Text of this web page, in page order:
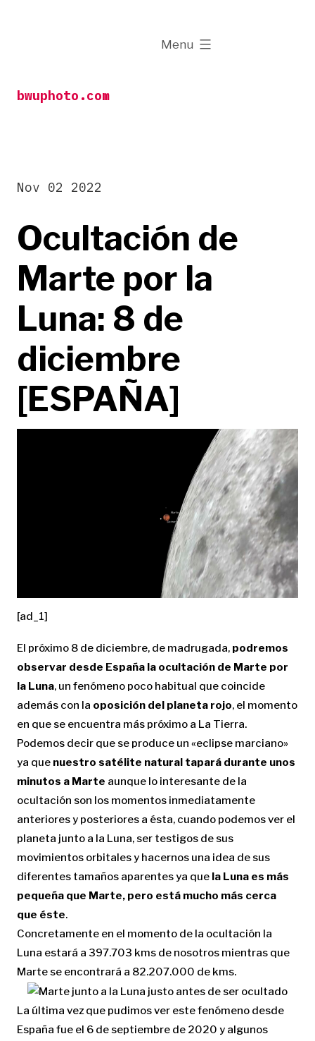
bwuphoto.com
Menu
expanded
Ocultación de
Marte por la
Luna: 8 de
diciembre
[ESPAÑA]
Nov 02 2022
[ad_1]
El próximo 8 de diciembre, de madrugada, podremos
observar desde España la ocultación de Marte por
la Luna, un fenómeno poco habitual que coincide
además con la oposición del planeta rojo, el momento
en que se encuentra más próximo a La Tierra.
Podemos decir que se produce un «eclipse marciano»
ya que nuestro satélite natural tapará durante unos
minutos a Marte aunque lo interesante de la
ocultación son los momentos inmediatamente
anteriores y posteriores a ésta, cuando podemos ver el
planeta junto a la Luna, ser testigos de sus
movimientos orbitales y hacernos una idea de sus
diferentes tamaños aparentes ya que la Luna es más
pequeña que Marte, pero está mucho más cerca
que éste.
Concretamente en el momento de la ocultación la
Luna estará a 397.703 kms de nosotros mientras que
Marte se encontrará a 82.207.000 de kms.
La última vez que pudimos ver este fenómeno desde
España fue el 6 de septiembre de 2020 y algunos